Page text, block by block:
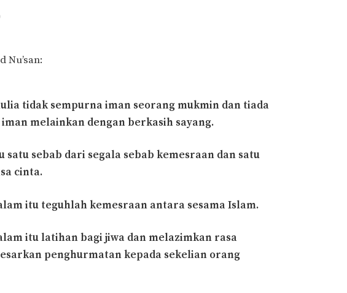
Nu’san:
tidak sempurna iman seorang mukmin dan tiada
melainkan dengan berkasih sayang.
satu sebab dari segala sebab kemesraan dan satu
cinta.
itu teguhlah kemesraan antara sesama Islam.
itu latihan bagi jiwa dan melazimkan rasa
penghurmatan kepada sekelian orang